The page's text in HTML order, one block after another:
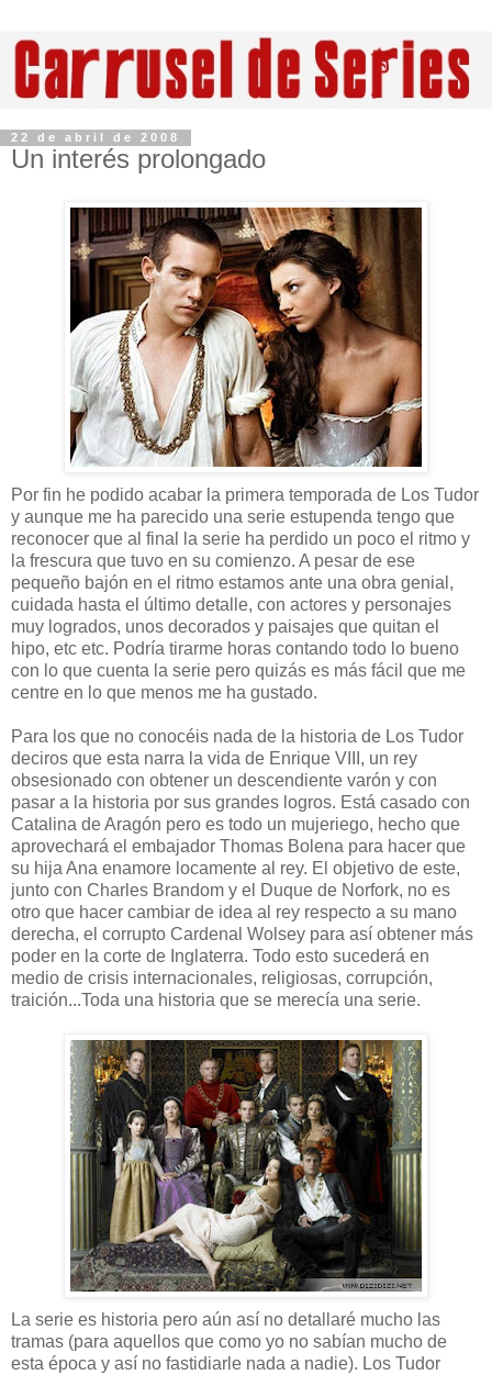
22 de abril de 2008
Un interés prolongado
Por fin he podido acabar la primera temporada de Los Tudor
y aunque me ha parecido una serie estupenda tengo que
reconocer que al final la serie ha perdido un poco el ritmo y
la frescura que tuvo en su comienzo. A pesar de ese
pequeño bajón en el ritmo estamos ante una obra genial,
cuidada hasta el último detalle, con actores y personajes
muy logrados, unos decorados y paisajes que quitan el
hipo, etc etc. Podría tirarme horas contando todo lo bueno
con lo que cuenta la serie pero quizás es más fácil que me
centre en lo que menos me ha gustado.
Para los que no conocéis nada de la historia de Los Tudor
deciros que esta narra la vida de Enrique VIII, un rey
obsesionado con obtener un descendiente varón y con
pasar a la historia por sus grandes logros. Está casado con
Catalina de Aragón pero es todo un mujeriego, hecho que
aprovechará el embajador Thomas Bolena para hacer que
su hija Ana enamore locamente al rey. El objetivo de este,
junto con Charles Brandom y el Duque de Norfork, no es
otro que hacer cambiar de idea al rey respecto a su mano
derecha, el corrupto Cardenal Wolsey para así obtener más
poder en la corte de Inglaterra. Todo esto sucederá en
medio de crisis internacionales, religiosas, corrupción,
traición...Toda una historia que se merecía una serie.
La serie es historia pero aún así no detallaré mucho las
tramas (para aquellos que como yo no sabían mucho de
esta época y así no fastidiarle nada a nadie). Los Tudor